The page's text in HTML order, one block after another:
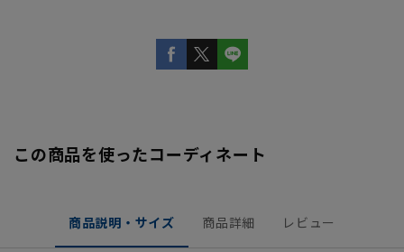
この商品を使ったコーディネート
商品説明・サイズ 商品詳細 レビュー